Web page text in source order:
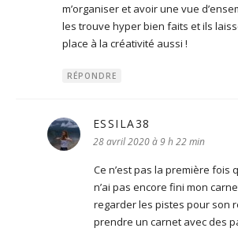
m’organiser et avoir une vue
les trouve hyper bien faits et ils
place à la créativité aussi !
RÉPONDRE
ESSILA38
28 avril 2020 à 9 h 22 min
Ce n’est pas la première fois
n’ai pas encore fini mon
regarder les pistes pour son
prendre un carnet avec des